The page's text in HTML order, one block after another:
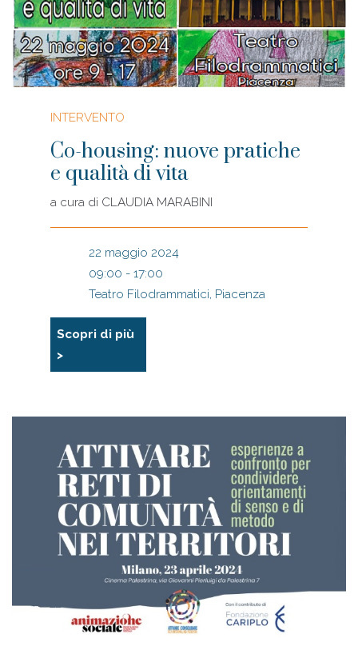
INTERVENTO
Co-housing: nuove pratiche
e qualità di vita
a cura di CLAUDIA MARABINI
22 maggio 2024
09:00 - 17:00
Teatro Filodrammatici, Piacenza
Scopri di più
>